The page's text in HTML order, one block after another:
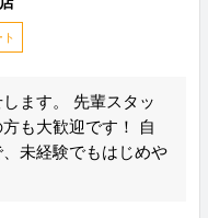
ます。 先輩スタッ
も大歓迎です！ 自
未経験でもはじめや